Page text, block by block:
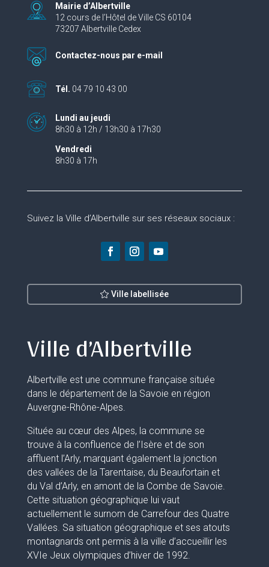
Mairie d’Albertville
12 cours de l’Hôtel de Ville CS 60104
73207 Albertville Cedex
Contactez-nous par e-mail
Tél. 04 79 10 43 00
Lundi au jeudi
8h30 à 12h / 13h30 à 17h30
Vendredi
8h30 à 17h
Suivez la Ville d’Albertville sur ses réseaux sociaux :
Ville labellisée
Ville d’Albertville
Albertville est une commune française située
dans le département de la Savoie en région
Auvergne-Rhône-Alpes.
Située au cœur des Alpes, la commune se
trouve à la confluence de l’Isère et de son
affluent l’Arly, marquant également la jonction
des vallées de la Tarentaise, du Beaufortain et
du Val d’Arly, en amont de la Combe de Savoie.
Cette situation géographique lui vaut
actuellement le surnom de Carrefour des Quatre
Vallées. Sa situation géographique et ses atouts
montagnards ont permis à la ville d’accueillir les
XVIe Jeux olympiques d’hiver de 1992.